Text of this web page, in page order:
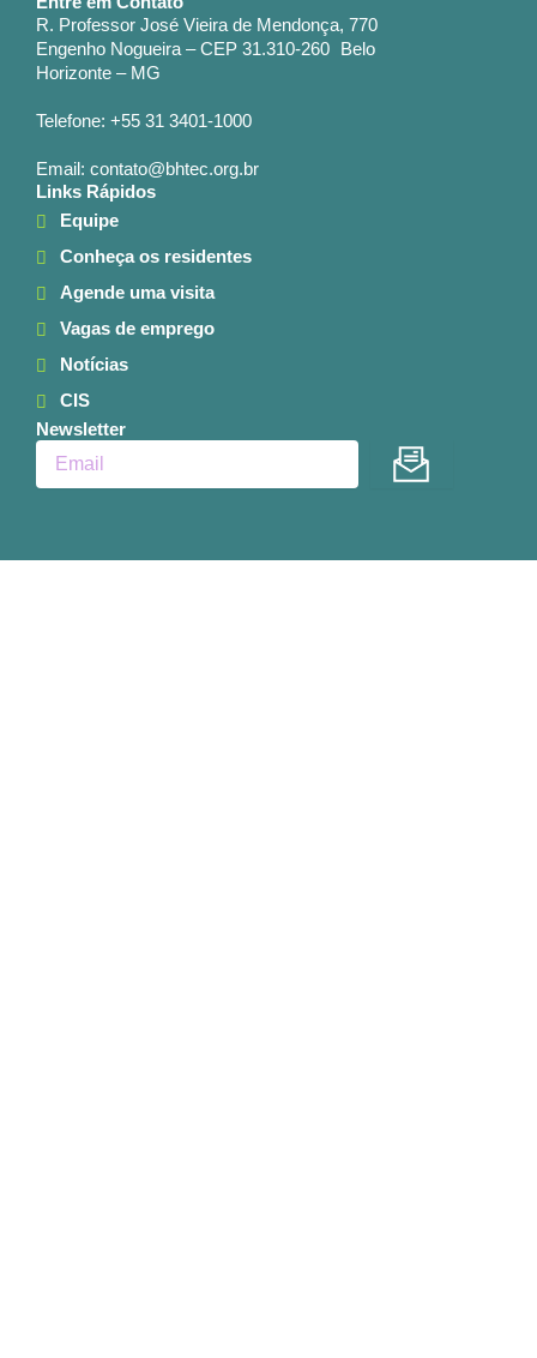
R. Professor José Vieira de Mendonça, 770
Engenho Nogueira – CEP 31.310-260 Belo
Horizonte – MG
Telefone: +55 31 3401-1000
Email: contato@bhtec.org.br
Links Rápidos
Equipe
Conheça os residentes
Agende uma visita
Vagas de emprego
Notícias
CIS
Newsletter
Enviar